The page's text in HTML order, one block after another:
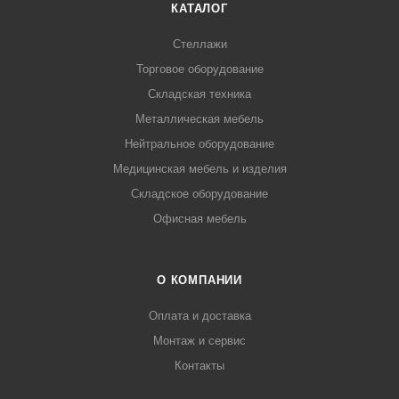
КАТАЛОГ
Стеллажи
Торговое оборудование
Складская техника
Металлическая мебель
Нейтральное оборудование
Медицинская мебель и изделия
Складское оборудование
Офисная мебель
О КОМПАНИИ
Оплата и доставка
Монтаж и сервис
Контакты